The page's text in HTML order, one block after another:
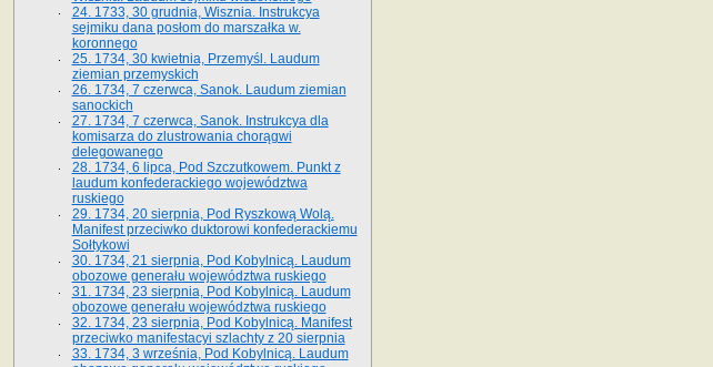
24. 1733, 30 grudnia, Wisznia. Instrukcya
sejmiku dana posłom do marszałka w.
koronnego
25. 1734, 30 kwietnia, Przemyśl. Laudum
ziemian przemyskich
26. 1734, 7 czerwca, Sanok. Laudum ziemian
sanockich
27. 1734, 7 czerwca, Sanok. Instrukcya dla
komisarza do zlustrowania chorągwi
delegowanego
28. 1734, 6 lipca, Pod Szczutkowem. Punkt z
laudum konfederackiego województwa
ruskiego
29. 1734, 20 sierpnia, Pod Ryszkową Wolą.
Manifest przeciwko duktorowi konfederackiemu
Sołtykowi
30. 1734, 21 sierpnia, Pod Kobylnicą. Laudum
obozowe generału województwa ruskiego
31. 1734, 23 sierpnia, Pod Kobylnicą. Laudum
obozowe generału województwa ruskiego
32. 1734, 23 sierpnia, Pod Kobylnicą. Manifest
przeciwko manifestacyi szlachty z 20 sierpnia
33. 1734, 3 września, Pod Kobylnicą. Laudum